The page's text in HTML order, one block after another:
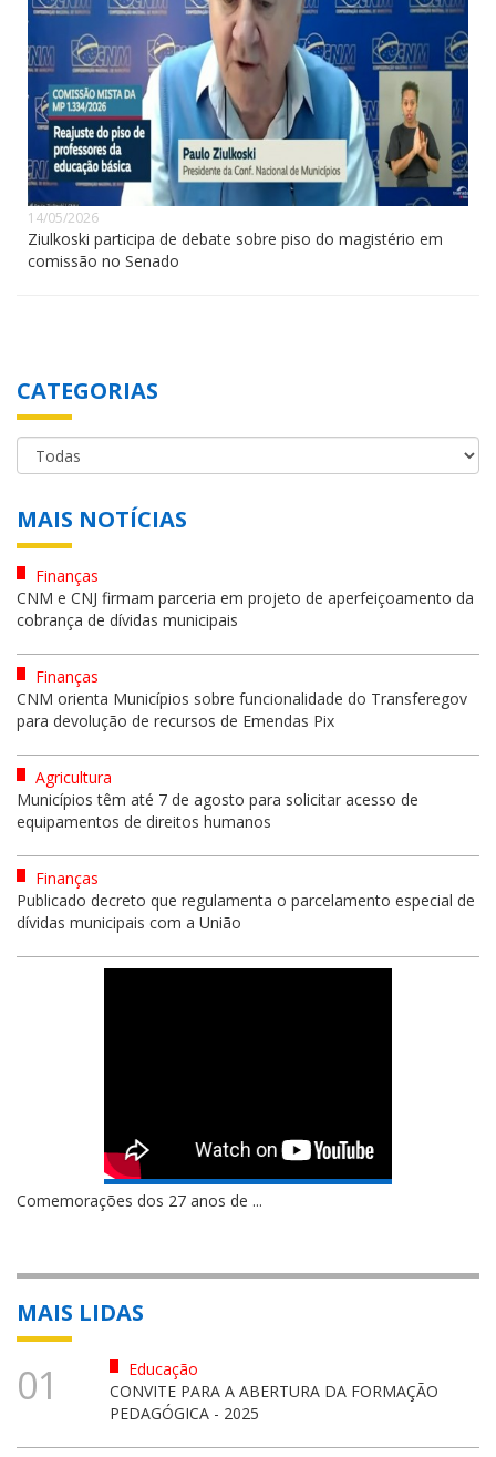
14/05/2026
Ziulkoski participa de debate sobre piso do magistério em
comissão no Senado
CATEGORIAS
MAIS NOTÍCIAS
Finanças
CNM e CNJ firmam parceria em projeto de aperfeiçoamento da
cobrança de dívidas municipais
Finanças
CNM orienta Municípios sobre funcionalidade do Transferegov
para devolução de recursos de Emendas Pix
Agricultura
Municípios têm até 7 de agosto para solicitar acesso de
equipamentos de direitos humanos
Finanças
Publicado decreto que regulamenta o parcelamento especial de
dívidas municipais com a União
Comemorações dos 27 anos de ...
MAIS LIDAS
01
Educação
CONVITE PARA A ABERTURA DA FORMAÇÃO
PEDAGÓGICA - 2025